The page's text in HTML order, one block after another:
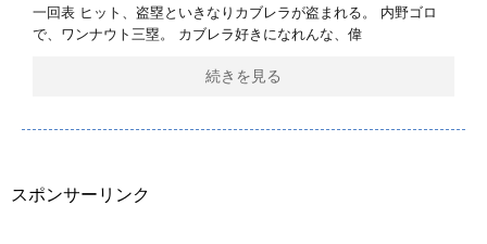
一回表 ヒット、盗塁といきなりカブレラが盗まれる。 内野ゴロ
で、ワンナウト三塁。 カブレラ好きになれんな、偉
続きを見る
スポンサーリンク